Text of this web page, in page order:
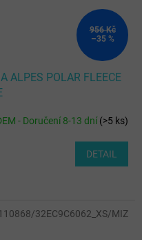
956 Kč
–35 %
POLAR FLEECE
- Doručení 8-13 dní(>5 ks)
DETAIL
32EC9C6062_XS/MIZ